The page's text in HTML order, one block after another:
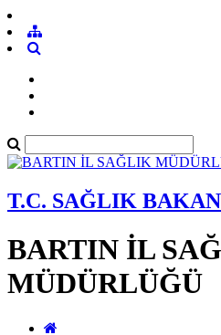
T.C. SAĞLIK
BARTIN İL
MÜDÜRLÜĞÜ